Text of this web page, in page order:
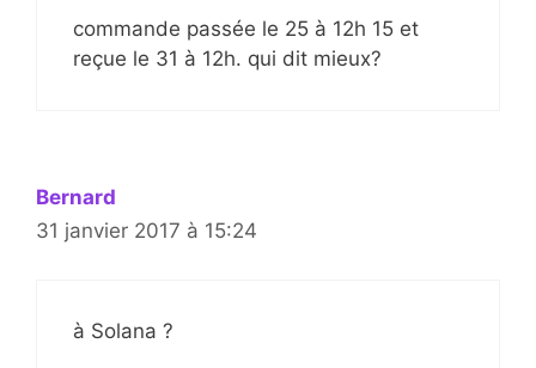
commande passée le 25 à 12h 15 et
reçue le 31 à 12h. qui dit mieux?
Bernard
31 janvier 2017 à 15:24
à Solana ?